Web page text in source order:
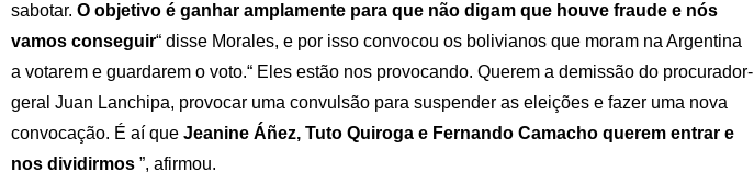
sabotar. O objetivo é ganhar amplamente para que não digam que houve fraude e nós
vamos conseguir“ disse Morales, e por isso convocou os bolivianos que moram na Argentina
a votarem e guardarem o voto.“ Eles estão nos provocando. Querem a demissão do procurador-
geral Juan Lanchipa, provocar uma convulsão para suspender as eleições e fazer uma nova
convocação. É aí que Jeanine Áñez, Tuto Quiroga e Fernando Camacho querem entrar e
nos dividirmos ”, afirmou.